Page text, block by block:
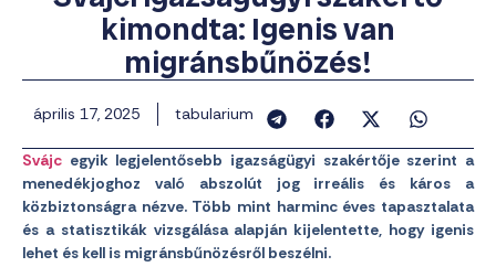
kimondta: Igenis van
migránsbűnözés!
április 17, 2025 tabularium
Svájc egyik legjelentősebb igazságügyi szakértője szerint a
menedékjoghoz való abszolút jog irreális és káros a
közbiztonságra nézve. Több mint harminc éves tapasztalata
és a statisztikák vizsgálása alapján kijelentette, hogy igenis
lehet és kell is migránsbűnözésről beszélni.